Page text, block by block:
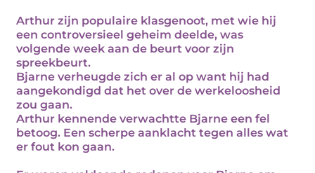
Arthur zijn populaire klasgenoot, met wie hij
een controversieel geheim deelde, was
volgende week aan de beurt voor zijn
spreekbeurt.
Bjarne verheugde zich er al op want hij had
aangekondigd dat het over de werkeloosheid
zou gaan.
Arthur kennende verwachtte Bjarne een fel
betoog. Een scherpe aanklacht tegen alles wat
er fout kon gaan.